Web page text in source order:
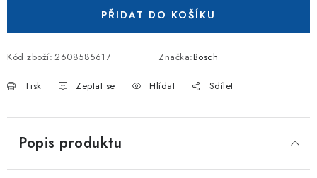
PŘIDAT DO KOŠÍKU
Kód zboží: 2608585617 Značka:Bosch
Tisk Zeptat se Hlídat Sdílet
Popis produktu